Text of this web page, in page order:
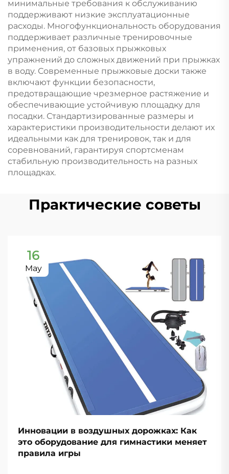
минимальные требования к обслуживанию
поддерживают низкие эксплуатационные
расходы. Многофункциональность оборудования
поддерживает различные тренировочные
применения, от базовых прыжковых
упражнений до сложных движений при прыжках
в воду. Современные прыжковые доски также
включают функции безопасности,
предотвращающие чрезмерное растяжение и
обеспечивающие устойчивую площадку для
посадки. Стандартизированные размеры и
характеристики производительности делают их
идеальными как для тренировок, так и для
соревнований, гарантируя спортсменам
стабильную производительность на разных
площадках.
Практические советы
16
May
Инновации в воздушных дорожках: Как
это оборудование для гимнастики меняет
правила игры